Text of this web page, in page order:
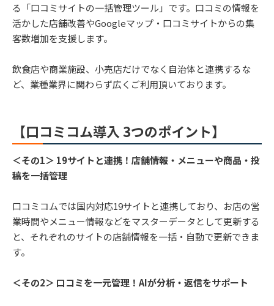
る「口コミサイトの一括管理ツール」です。口コミの情報を
活かした店舗改善やGoogleマップ・口コミサイトからの集
客数増加を支援します。
飲食店や商業施設、小売店だけでなく自治体と連携するな
ど、業種業界に関わらず広くご利用頂いております。
【口コミコム導入 3つのポイント】
＜その1＞ 19サイトと連携！店舗情報・メニューや商品・投
稿を一括管理
口コミコムでは国内対応19サイトと連携しており、お店の営
業時間やメニュー情報などをマスターデータとして更新する
と、それぞれのサイトの店舗情報を一括・自動で更新できま
す。
＜その2＞ 口コミを一元管理！AIが分析・返信をサポート